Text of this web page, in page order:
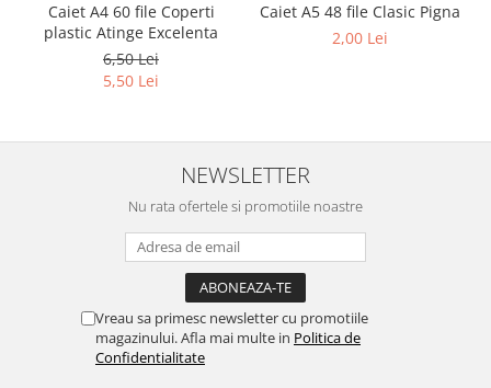
Caiet A4 60 file Coperti
plastic Atinge Excelenta
6,50 Lei
5,50 Lei
Caiet A5 48 file Clasic Pigna
2,00 Lei
NEWSLETTER
Nu rata ofertele si promotiile noastre
Vreau sa primesc newsletter cu promotiile
magazinului. Afla mai multe in Politica de
Confidentialitate